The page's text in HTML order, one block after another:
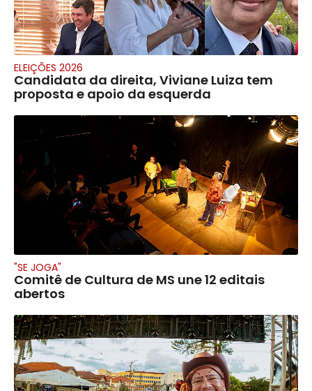
ELEIÇÕES 2026
Candidata da direita, Viviane Luiza tem
proposta e apoio da esquerda
"SE JOGA"
Comitê de Cultura de MS une 12 editais
abertos